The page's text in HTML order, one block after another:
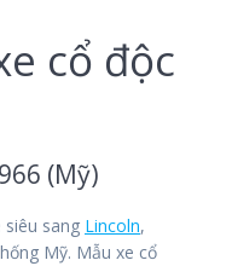
cổ độc
(Mỹ)
sang Lincoln,
Mỹ. Mẫu xe cổ